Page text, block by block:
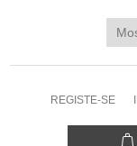
REGISTE-SE